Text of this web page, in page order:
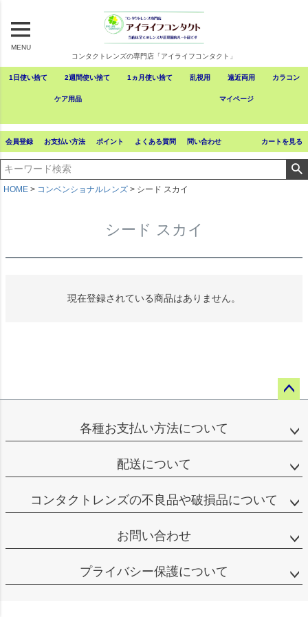
MENU
コンタクトレンズの専門店「アイライフコンタクト」
1日使い捨て 2週間使い捨て 1ヵ月使い捨て 乱視用 遠近両用 カラコン
ケア用品 マイページ
会員登録 お支払い方法 ポイント よくある質問 問い合わせ カートを見る
HOME コンベンショナルレンズ シード スカイ
シード スカイ
現在登録されている商品はありません。
ップ
各種お支払い方法について
配送について
コンタクトレンズの不良品や破損品について
お問い合わせ
プライバシー保護について